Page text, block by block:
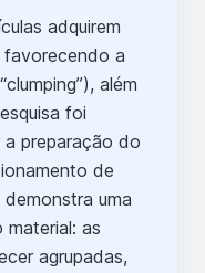
adquirem
a
além
foi
preparação do
de
uma
as
agrupadas,